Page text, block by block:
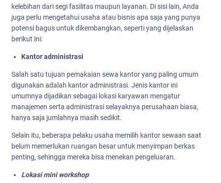
kelebihan dari segi fasilitas maupun layanan. Di sisi lain, Anda
juga perlu mengetahui usaha atau bisnis apa saja yang punya
potensi bagus untuk dikembangkan, seperti yang dijelaskan
berikut ini:
Kantor administrasi
Salah satu tujuan pemakaian sewa kantor yang paling umum
digunakan adalah kantor administrasi. Jenis kantor ini
umumnya dijadikan sebagai lokasi karyawan mengatur
manajemen serta administrasi selayaknya perusahaan biasa,
hanya saja jumlahnya masih sedikit.
Selain itu, beberapa pelaku usaha memilih kantor sewaan saat
belum memerlukan ruangan besar untuk menyimpan berkas
penting, sehingga mereka bisa menekan pengeluaran.
Lokasi mini workshop